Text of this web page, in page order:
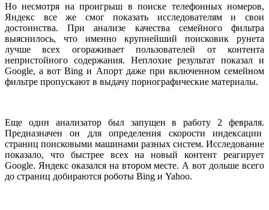
Но несмотря на проигрыш в поиске телефонных номеров,
Яндекс все же смог показать исследователям и свои
достоинства. При анализе качества семейного фильтра
выяснилось, что именно крупнейший поисковик рунета
лучше всех огораживает пользователей от контента
непристойного содержания. Неплохие результат показал и
Google, а вотBing и Апорт даже при включенном семейном
фильтре пропускают в выдачу порнографические материалы.
Еще один анализатор был запущен в работу 2 февраля.
Предназначен он для определения скорости индексации
страниц поисковыми машинами разных систем. Исследование
показало, что быстрее всех на новый контент реагирует
Google. Яндекс оказался на втором месте. А вот дольше всего
до страниц добираются роботы Bing и Yahoo.